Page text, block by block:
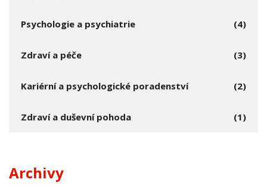
Psychologie a psychiatrie (4)
Zdraví a péče (3)
Kariérní a psychologické poradenství (2)
Zdraví a duševní pohoda (1)
Archivy